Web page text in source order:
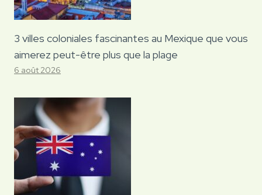
3 villes coloniales fascinantes au Mexique que vous
aimerez peut-être plus que la plage
6 août 2026